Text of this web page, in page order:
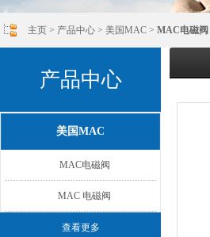
主页 > 产品中心 > 美国MAC > MAC电磁阀
产品中心
美国MAC
MAC电磁阀
MAC 电磁阀
查看更多